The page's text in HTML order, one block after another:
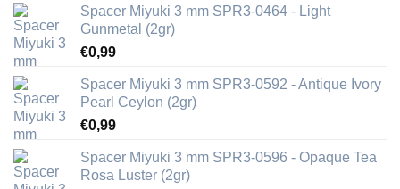
Spacer Miyuki 3 mm SPR3-0464 - Light
Gunmetal (2gr)
€0,99
Spacer Miyuki 3 mm SPR3-0592 - Antique Ivory
Pearl Ceylon (2gr)
€0,99
Spacer Miyuki 3 mm SPR3-0596 - Opaque Tea
Rosa Luster (2gr)